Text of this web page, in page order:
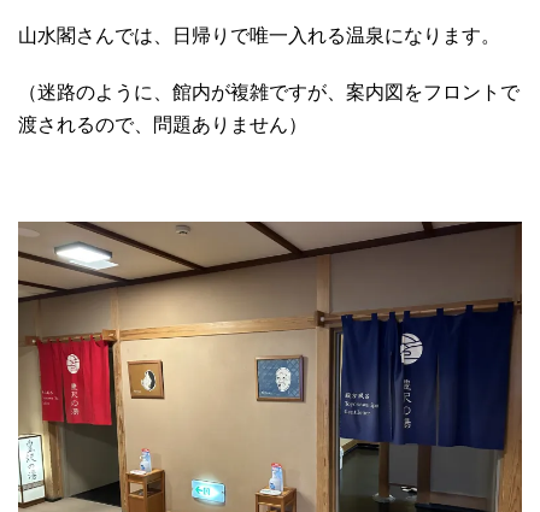
山水閣さんでは、日帰りで唯一入れる温泉になります。
（迷路のように、館内が複雑ですが、案内図をフロントで
渡されるので、問題ありません）